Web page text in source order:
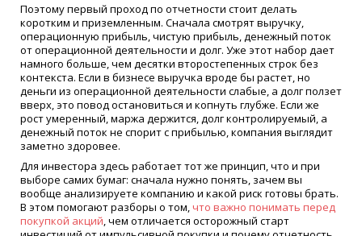
Поэтому первый проход по отчетности стоит делать
коротким и приземленным. Сначала смотрят выручку,
операционную прибыль, чистую прибыль, денежный поток
от операционной деятельности и долг. Уже этот набор дает
намного больше, чем десятки второстепенных строк без
контекста. Если в бизнесе выручка вроде бы растет, но
деньги из операционной деятельности слабые, а долг ползет
вверх, это повод остановиться и копнуть глубже. Если же
рост умеренный, маржа держится, долг контролируемый, а
денежный поток не спорит с прибылью, компания выглядит
заметно здоровее.
Для инвестора здесь работает тот же принцип, что и при
выборе самих бумаг: сначала нужно понять, зачем вы
вообще анализируете компанию и какой риск готовы брать.
В этом помогают разборы о том, что важно понимать перед
покупкой акций , чем отличается осторожный старт